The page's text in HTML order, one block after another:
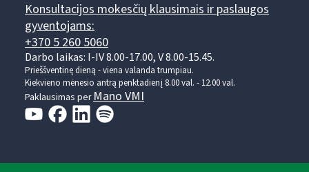
Konsultacijos mokesčių klausimais ir paslaugos
gyventojams:
+370 5 260 5060
Darbo laikas: I-IV 8.00-17.00, V 8.00-15.45.
Prieššventinę dieną - viena valanda trumpiau.
Kiekvieno mėnesio antrą penktadienį 8.00 val. - 12.00 val.
Paklausimas perMano VMI